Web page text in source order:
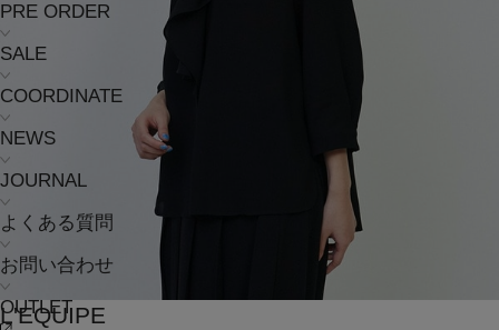
PRE ORDER
SALE
COORDINATE
NEWS
JOURNAL
よくある質問
お問い合わせ
OUTLET
L'EQUIPE